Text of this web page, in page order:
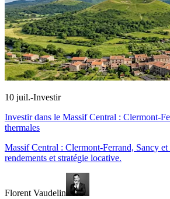
10 juil.-Investir
Investir dans le Massif Central : Clermont-
thermales
Massif Central : Clermont-Ferrand, Sancy
rendements et stratégie locative.
Florent Vaudelin